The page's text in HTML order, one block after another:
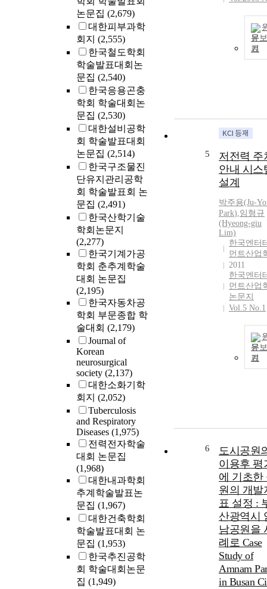
논문집 (2,679)
대한피부과학
회지 (2,555)
한국철도학회
학술발표대회논
문집 (2,540)
한국응용곤충
학회 학술대회논
문집 (2,530)
대한설비공학
회 학술발표대회
논문집 (2,514)
한국구조물진
단유지관리공학
회 학술발표회 논
문집 (2,491)
한국산학기술
학회논문지
(2,277)
한국기계가공
학회 춘추계학술
대회 논문집
(2,195)
한국자동차공
학회 부문종합 학
술대회 (2,179)
Journal of
Korean
neurosurgical
society (2,137)
대한소화기학
회지 (2,052)
Tuberculosis
and Respiratory
Diseases (1,975)
전력전자학술
대회 논문집
(1,968)
대한내과학회
추계학술발표논
문집 (1,967)
대한건축학회
학술발표대회 논
문집 (1,953)
한국추진공학
회 학술대회논문
집 (1,949)
문보
기
5
저전력 주
안내 시스
설계
박주용(Ju-
Park),임형규
(Hyeong-giu
Lim)
한국엔터
먼트산업
2011
한국엔터
먼트산업
논문지
Vol.5 No.1
문보
기
6
도시공원
이용후 평
에 기초한
원의 개발
표 설정 :
산광역시
남공원을
례로 Case
Study of
Amnam
in Busan